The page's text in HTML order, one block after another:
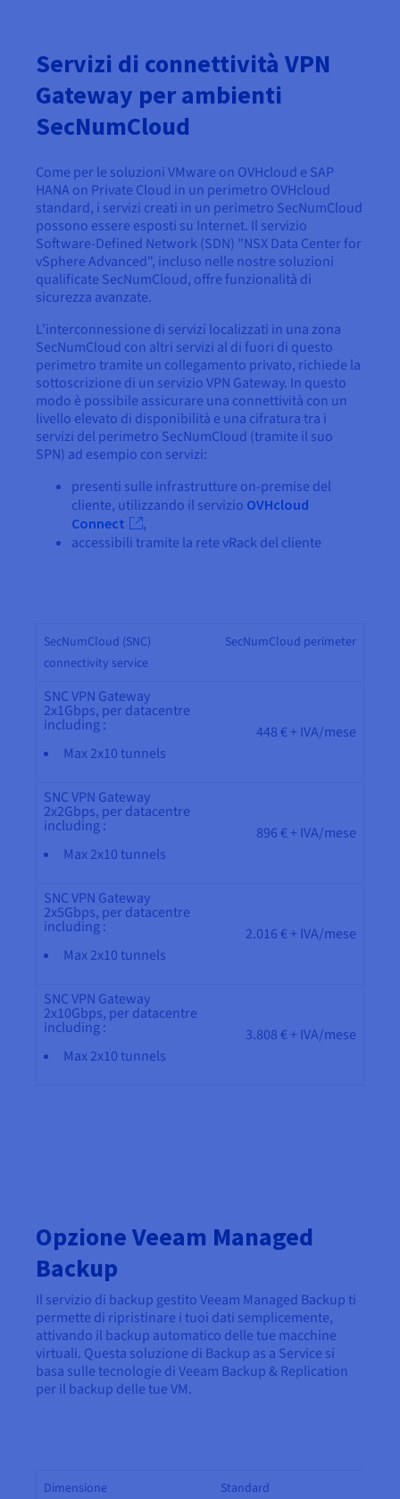
Servizi di connettività VPN
Gateway per ambienti
SecNumCloud
Come per le soluzioni VMware on OVHcloud e SAP
HANA on Private Cloud in un perimetro OVHcloud
standard, i servizi creati in un perimetro SecNumCloud
possono essere esposti su Internet. Il servizio
Software-Defined Network (SDN) "NSX Data Center for
vSphere Advanced", incluso nelle nostre soluzioni
qualificate SecNumCloud, offre funzionalità di
sicurezza avanzate.
L’interconnessione di servizi localizzati in una zona
SecNumCloud con altri servizi al di fuori di questo
perimetro tramite un collegamento privato, richiede la
sottoscrizione di un servizio VPN Gateway. In questo
modo è possibile assicurare una connettività con un
livello elevato di disponibilità e una cifratura tra i
servizi del perimetro SecNumCloud (tramite il suo
SPN) ad esempio con servizi:
presenti sulle infrastrutture on-premise del
cliente, utilizzando il servizio OVHcloud
Connect
,
accessibili tramite la rete vRack del cliente
SecNumCloud (SNC)
connectivity service
SecNumCloud perimeter
SNC VPN Gateway
2x1Gbps, per datacentre
including :
Max 2x10 tunnels
448 € + IVA/mese
SNC VPN Gateway
2x2Gbps, per datacentre
including :
Max 2x10 tunnels
896 € + IVA/mese
SNC VPN Gateway
2x5Gbps, per datacentre
including :
Max 2x10 tunnels
2.016 € + IVA/mese
SNC VPN Gateway
2x10Gbps, per datacentre
including :
Max 2x10 tunnels
3.808 € + IVA/mese
Opzione Veeam Managed
Backup
Il servizio di backup gestito Veeam Managed Backup ti
permette di ripristinare i tuoi dati semplicemente,
attivando il backup automatico delle tue macchine
virtuali. Questa soluzione di Backup as a Service si
basa sulle tecnologie di Veeam Backup & Replication
per il backup delle tue VM.
Dimensione
Standard